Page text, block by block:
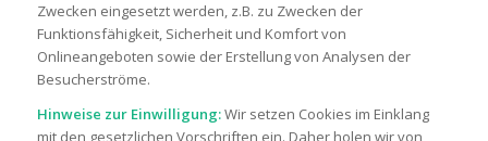
Zwecken eingesetzt werden, z.B. zu Zwecken der
Funktionsfähigkeit, Sicherheit und Komfort von
Onlineangeboten sowie der Erstellung von Analysen der
Besucherströme.
Hinweise zur Einwilligung:Wir setzen Cookies im Einklang
mit den gesetzlichen Vorschriften ein. Daher holen wir von